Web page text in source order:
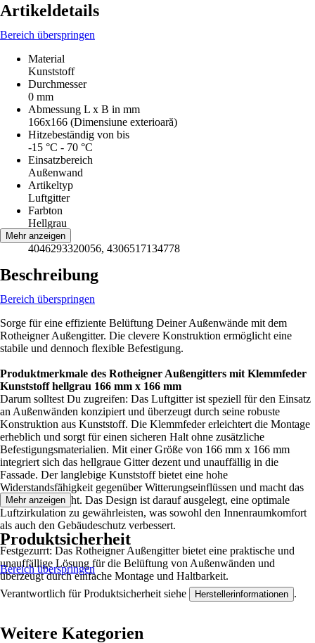
Artikeldetails
Bereich überspringen
Material
Kunststoff
Durchmesser
0 mm
Abmessung L x B in mm
166x166 (Dimensiune exterioară)
Hitzebeständig von bis
-15 °C - 70 °C
Einsatzbereich
Außenwand
Artikeltyp
Luftgitter
Farbton
Hellgrau
EAN
4046293320056, 4306517134778
Mehr anzeigen
Beschreibung
Bereich überspringen
Sorge für eine effiziente Belüftung Deiner Außenwände mit dem
Rotheigner Außengitter. Die clevere Konstruktion ermöglicht eine
stabile und dennoch flexible Befestigung.
Produktmerkmale des Rotheigner Außengitters mit Klemmfeder
Kunststoff hellgrau 166 mm x 166 mm
Darum solltest Du zugreifen: Das Luftgitter ist speziell für den Einsatz
an Außenwänden konzipiert und überzeugt durch seine robuste
Konstruktion aus Kunststoff. Die Klemmfeder erleichtert die Montage
erheblich und sorgt für einen sicheren Halt ohne zusätzliche
Befestigungsmaterialien. Mit einer Größe von 166 mm x 166 mm
integriert sich das hellgraue Gitter dezent und unauffällig in die
Fassade. Der langlebige Kunststoff bietet eine hohe
Widerstandsfähigkeit gegenüber Witterungseinflüssen und macht das
Gitter pflegeleicht. Das Design ist darauf ausgelegt, eine optimale
Luftzirkulation zu gewährleisten, was sowohl den Innenraumkomfort
als auch den Gebäudeschutz verbessert.
Festgezurrt: Das Rotheigner Außengitter bietet eine praktische und
unauffällige Lösung für die Belüftung von Außenwänden und
überzeugt durch einfache Montage und Haltbarkeit.
Mehr anzeigen
Produktsicherheit
Bereich überspringen
Verantwortlich für Produktsicherheit siehe Herstellerinformationen .
Weitere Kategorien